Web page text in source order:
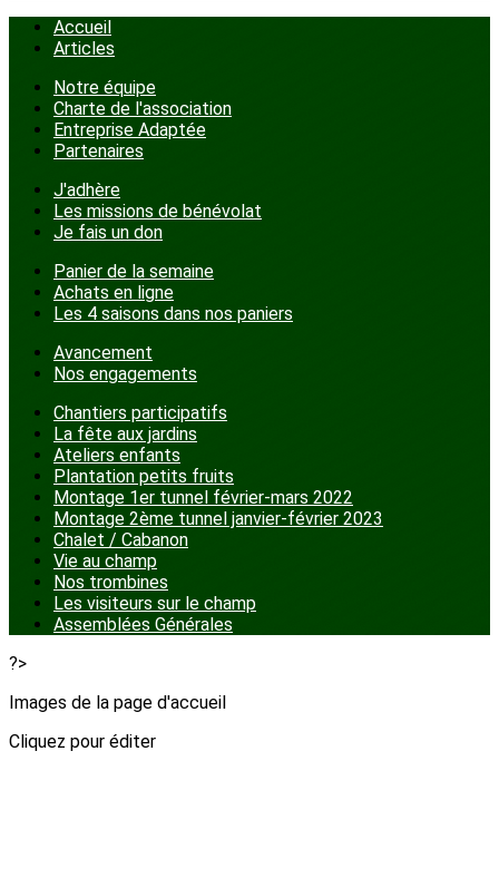
Accueil
Articles
Notre équipe
Charte de l'association
Entreprise Adaptée
Partenaires
J'adhère
Les missions de bénévolat
Je fais un don
Panier de la semaine
Achats en ligne
Les 4 saisons dans nos paniers
Avancement
Nos engagements
Chantiers participatifs
La fête aux jardins
Ateliers enfants
Plantation petits fruits
Montage 1er tunnel février-mars 2022
Montage 2ème tunnel janvier-février 2023
Chalet / Cabanon
Vie au champ
Nos trombines
Les visiteurs sur le champ
Assemblées Générales
?>
Images de la page d'accueil
Cliquez pour éditer